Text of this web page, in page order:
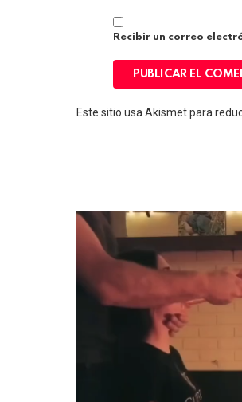
Recibir un correo
Este sitio usa Akismet para